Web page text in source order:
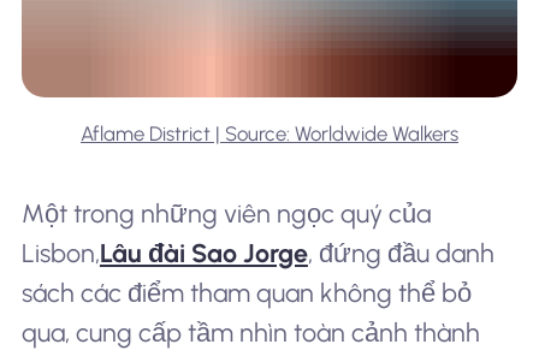
Aflame District | Source: Worldwide Walkers
Một trong những viên ngọc quý của
Lisbon,Lâu đài Sao Jorge, đứng đầu danh
sách các điểm tham quan không thể bỏ
qua, cung cấp tầm nhìn toàn cảnh thành